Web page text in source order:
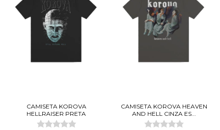
CAMISETA KOROVA
HELLRAISER PRETA
CAMISETA KOROVA HEAVEN
AND HELL CINZA ES...